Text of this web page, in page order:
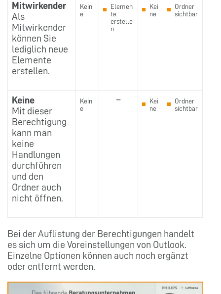
Mitwirkender
Als
Mitwirkender
können Sie
lediglich neue
Elemente
erstellen.
Kein
e
Elemen
te
erstelle
n
Kei
ne
Ordner
sichtbar
Keine
Mit dieser
Berechtigung
kann man
keine
Handlungen
durchführen
und den
Ordner auch
nicht öffnen.
Kein
e
–
Kei
ne
Ordner
sichtbar
Bei der Auflistung der Berechtigungen handelt
es sich um die Voreinstellungen von Outlook.
Einzelne Optionen können auch noch ergänzt
oder entfernt werden.